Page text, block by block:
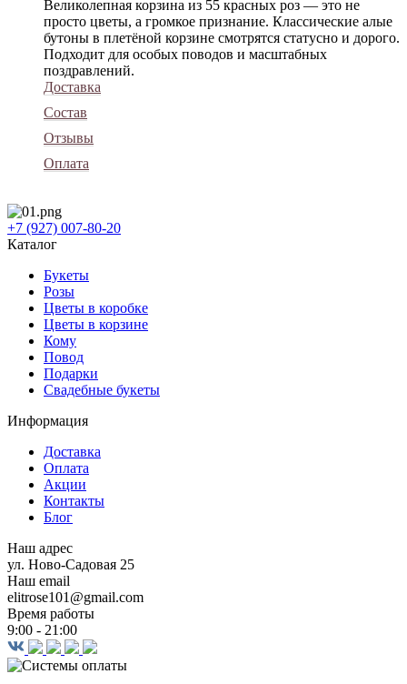
Великолепная корзина из 55 красных роз — это не
просто цветы, а громкое признание. Классические алые
бутоны в плетёной корзине смотрятся статусно и дорого.
Подходит для особых поводов и масштабных
поздравлений.
Доставка
Состав
Отзывы
Оплата
+7 (927) 007-80-20
Каталог
Букеты
Розы
Цветы в коробке
Цветы в корзине
Кому
Повод
Подарки
Свадебные букеты
Информация
Доставка
Оплата
Акции
Контакты
Блог
Наш адрес
ул. Ново-Садовая 25
Наш email
elitrose101@gmail.com
Время работы
9:00 - 21:00